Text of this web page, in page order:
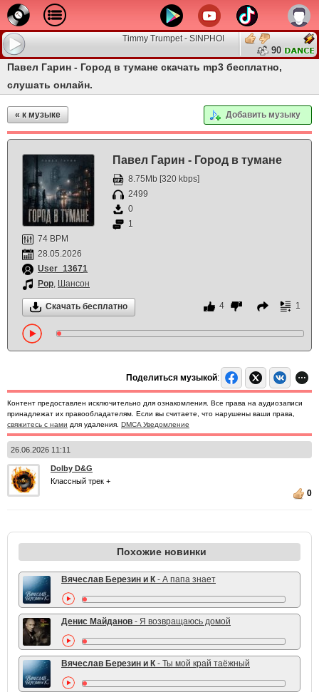
Timmy Trumpet - SINPHONY Radio 017
90
Павел Гарин - Город в тумане скачать mp3 бесплатно,
слушать онлайн.
« к музыке Добавить музыку
Павел Гарин - Город в тумане
8.75Mb [320 kbps]
2499
0
1
74 BPM
28.05.2026
User_13671
Pop, Шансон
Скачать бесплатно 4 1
Поделиться музыкой:
Контент предоставлен исключительно для ознакомления. Все права на аудиозаписи
принадлежат их правообладателям. Если вы считаете, что нарушены ваши права,
свяжитесь с нами для удаления. DMCA Уведомление
26.06.2026 11:11
Dolby D&G
Классный трек +
0
Похожие новинки
Вячеслав Березин и К - А папа знает
Денис Майданов - Я возвращаюсь домой
Вячеслав Березин и К - Ты мой край таёжный